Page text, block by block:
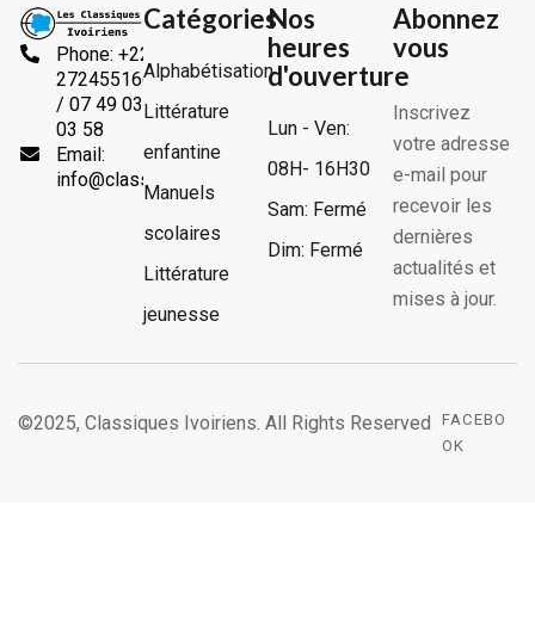
Phone: +225
2724551666
/ 07 49 03
03 58
Email:
info@classiquesivoiriens.com
Catégories
Alphabétisation
Littérature
enfantine
Manuels
scolaires
Littérature
jeunesse
Nos
heures
d'ouverture
Lun - Ven:
08H- 16H30
Sam: Fermé
Dim: Fermé
Abonnez
vous
Inscrivez
votre adresse
e-mail pour
recevoir les
dernières
actualités et
mises à jour.
©2025, Classiques Ivoiriens. All Rights Reserved
FACEBO
OK